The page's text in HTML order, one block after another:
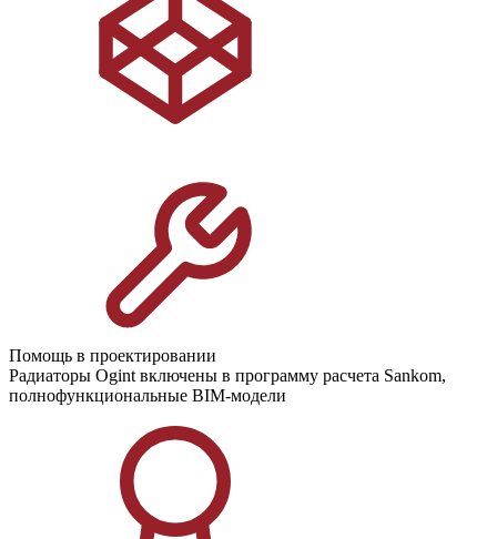
Помощь в проектировании
Радиаторы Ogint включены в программу расчета Sankom,
полнофункциональные BIM-модели